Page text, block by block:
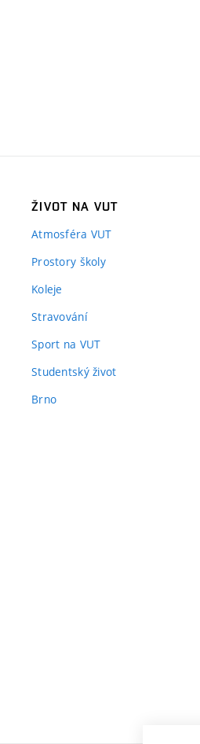
ŽIVOT NA VUT
Atmosféra VUT
Prostory školy
Koleje
Stravování
Sport na VUT
Studentský život
Brno